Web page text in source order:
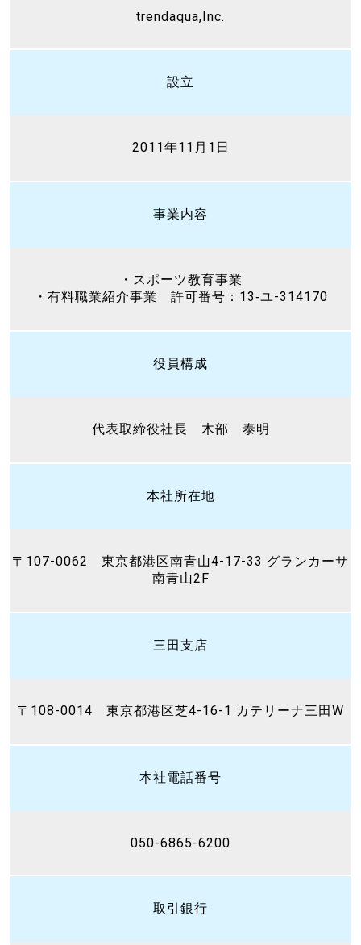
trendaqua,Inc.
設立
2011年11月1日
事業内容
・スポーツ教育事業
・有料職業紹介事業 許可番号：13‐ユ-314170
役員構成
代表取締役社長 木部 泰明
本社所在地
〒107-0062 東京都港区南青山4-17-33 グランカーサ
南青山2F
三田支店
〒108-0014 東京都港区芝4-16-1 カテリーナ三田W
本社電話番号
050-6865-6200
取引銀行